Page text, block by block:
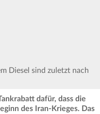
Diesel sind zuletzt nach
dafür, dass die
des Iran-Krieges. Das